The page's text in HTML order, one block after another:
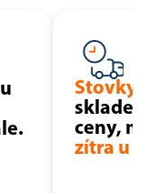
Stovky
skladem
ceny,
zítra u